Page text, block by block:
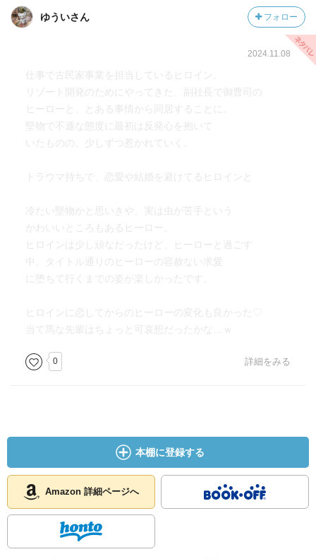
そして後日談大好きマンなので2つもあってめちゃくちゃ嬉
しかったです
ゆういさん フォロー
2024.11.08
仕事で古民家事業を担当しているヒロイン。
リゾート開発のためにやってきた、副社長で御曹司の
ヒーローと、とある事情から同居することに。
堅物で不遜な態度に最初は反発心を抱いて
いたものの、少しずつ惹かれていく。
トラウマ持ちで、恋愛や結婚を避けてるヒロインと
冷たい堅物かと思いきや、実は虫が苦手という
かわいいところもあるヒーロー。
ヒロインは少し頑なだったけど、ヒーローと過ごす
中、タイトル通りのヒーローの容赦ない求愛
に堕ちて行くまでの姿が楽しかったです。
ヒロインに恋してからのヒーローの変化も良かった♡
当て馬な先輩はちょっと可哀想だったかな…ｗ
0 詳細をみる
本棚に登録する
Amazon 詳細ページへ